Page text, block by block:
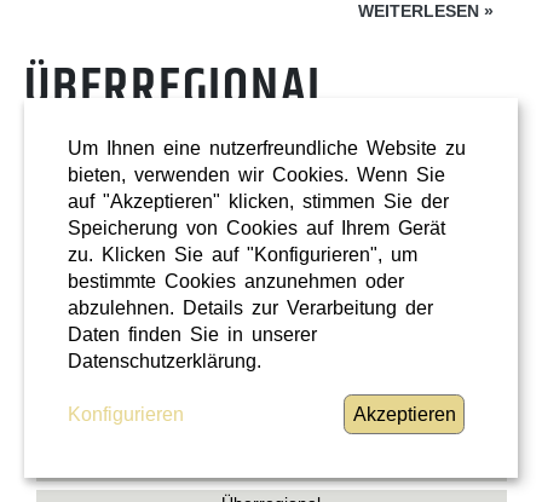
WEITERLESEN »
ÜBERREGIONAL
Um Ihnen eine nutzerfreundliche Website zu
bieten, verwenden wir Cookies. Wenn Sie
auf "Akzeptieren" klicken, stimmen Sie der
Speicherung von Cookies auf Ihrem Gerät
zu. Klicken Sie auf "Konfigurieren", um
bestimmte Cookies anzunehmen oder
abzulehnen. Details zur Verarbeitung der
Daten finden Sie in unserer
Datenschutzerklärung.
Konfigurieren Akzeptieren